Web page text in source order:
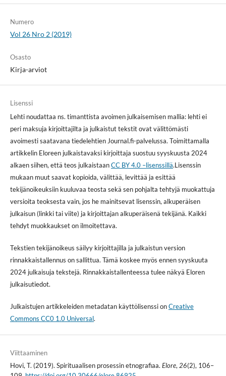
Numero
Vol 26 Nro 2 (2019)
Osasto
Kirja-arviot
Lisenssi
Lehti noudattaa ns. timanttista avoimen julkaisemisen mallia: lehti ei
peri maksuja kirjoittajilta ja julkaistut tekstit ovat välittömästi
avoimesti saatavana tiedelehtien Journal.fi-palvelussa. Toimittamalla
artikkelin Eloreen julkaistavaksi kirjoittaja suostuu syyskuusta 2024
alkaen siihen, että teos julkaistaanCC BY 4.0 –lisenssillä.Lisenssin
mukaan muut saavat kopioida, välittää, levittää ja esittää
tekijänoikeuksiin kuuluvaa teosta sekä sen pohjalta tehtyjä muokattuja
versioita teoksesta vain, jos he mainitsevat lisenssin, alkuperäisen
julkaisun (linkki tai viite) ja kirjoittajan alkuperäisenä tekijänä. Kaikki
tehdyt muokkaukset on ilmoitettava.
Tekstien tekijänoikeus säilyy kirjoittajilla ja julkaistun version
rinnakkaistallennus on sallittua. Tämä koskee myös ennen syyskuuta
2024 julkaisuja tekstejä. Rinnakkaistallenteessa tulee näkyä Eloren
julkaisutiedot.
Julkaistujen artikkeleiden metadatan käyttölisenssi onCreative
Commons CC0 1.0 Universal.
Viittaaminen
Hovi, T. (2019). Spirituaalisen prosessin etnografiaa. Elore, 26(2), 106–